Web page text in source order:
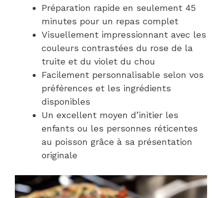
Préparation rapide en seulement 45
minutes pour un repas complet
Visuellement impressionnant avec les
couleurs contrastées du rose de la
truite et du violet du chou
Facilement personnalisable selon vos
préférences et les ingrédients
disponibles
Un excellent moyen d’initier les
enfants ou les personnes réticentes
au poisson grâce à sa présentation
originale